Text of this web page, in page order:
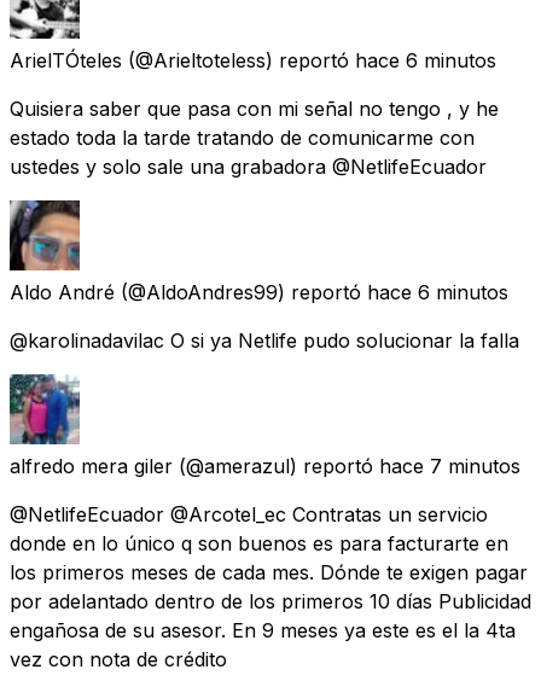
ArielTÓteles (@Arieltoteless) reportó hace 6 minutos
Quisiera saber que pasa con mi señal no tengo , y he
estado toda la tarde tratando de comunicarme con
ustedes y solo sale una grabadora @NetlifeEcuador
Aldo André (@AldoAndres99) reportó hace 6 minutos
@karolinadavilac O si ya Netlife pudo solucionar la falla
alfredo mera giler (@amerazul) reportó hace 7 minutos
@NetlifeEcuador @Arcotel_ec Contratas un servicio
donde en lo único q son buenos es para facturarte en
los primeros meses de cada mes. Dónde te exigen pagar
por adelantado dentro de los primeros 10 días Publicidad
engañosa de su asesor. En 9 meses ya este es el la 4ta
vez con nota de crédito